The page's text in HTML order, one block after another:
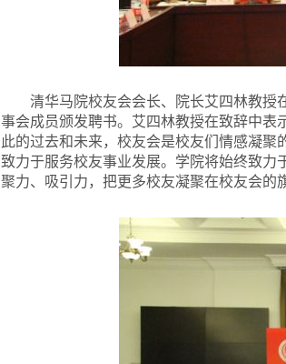
清华马院校友会会长、院长艾四林教授
事会成员颁发聘书。艾四林教授在致辞中表
此的过去和未来，校友会是校友们情感凝
致力于服务校友事业发展。学院将始终致
聚力、吸引力，把更多校友凝聚在校友会的